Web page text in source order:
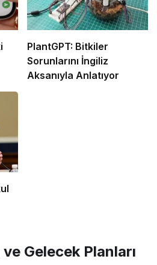
PlantGPT: Bitkiler
Sorunlarını İngiliz
Aksanıyla Anlatıyor
Gelecek Planları